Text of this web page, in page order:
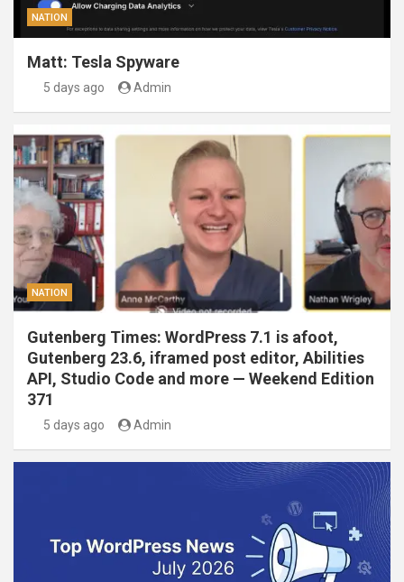
NATION
Matt: Tesla Spyware
5 days ago Admin
NATION
Gutenberg Times: WordPress 7.1 is afoot,
Gutenberg 23.6, iframed post editor, Abilities
API, Studio Code and more — Weekend Edition
371
5 days ago Admin